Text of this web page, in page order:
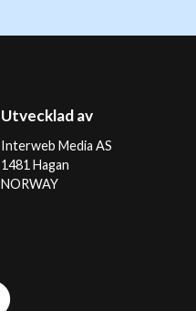
Utvecklad av
Interweb Media AS
1481 Hagan
NORWAY